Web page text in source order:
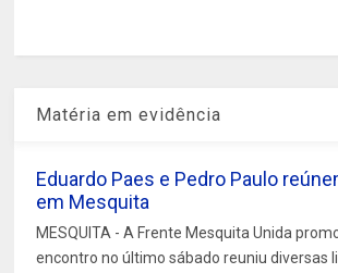
Matéria em evidência
Eduardo Paes e Pedro Paulo
em Mesquita
MESQUITA - A Frente Mesquita Unida
encontro no último sábado reuniu diversas